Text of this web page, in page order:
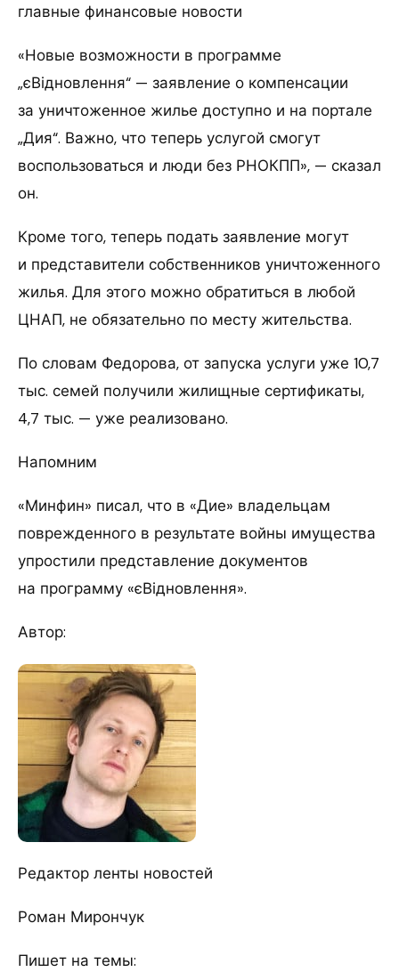
главные финансовые новости
«Новые возможности в программе
„єВідновлення“ — заявление о компенсации
за уничтоженное жилье доступно и на портале
„Дия“. Важно, что теперь услугой смогут
воспользоваться и люди без РНОКПП», — сказал
он.
Кроме того, теперь подать заявление могут
и представители собственников уничтоженного
жилья. Для этого можно обратиться в любой
ЦНАП, не обязательно по месту жительства.
По словам Федорова, от запуска услуги уже 10,7
тыс. семей получили жилищные сертификаты,
4,7 тыс. — уже реализовано.
Напомним
«Минфин» писал, что в «Дие» владельцам
поврежденного в результате войны имущества
упростили представление документов
на программу «єВідновлення».
Автор:
Редактор ленты новостей
Роман Мирончук
Пишет на темы: